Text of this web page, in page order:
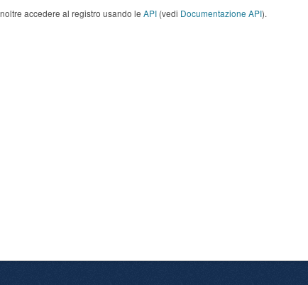
accedere al registro usando le API (vedi Documentazione API).